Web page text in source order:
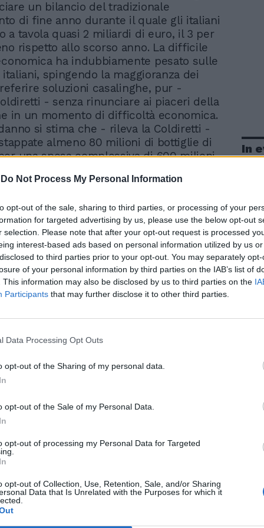
Do Not Process My Personal Information
opt-out of the sale, sharing to third parties, or processing of your
for targeted advertising by us, please use the below opt-out
selection. Please note that after your opt-out request is processed
interest-based ads based on personal information utilized by us
to third parties prior to your opt-out. You may separately
of your personal information by third parties on the IAB’s list of
This information may also be disclosed by us to third parties on the
Participants that may further disclose it to other third parties.
Data Processing Opt Outs
opt-out of the Sharing of my personal data.
opt-out of the Sale of my Personal Data.
opt-out of processing my Personal Data for Targeted
opt-out of Collection, Use, Retention, Sale, and/or Sharing
Data that Is Unrelated with the Purposes for which it
un bilancio del tradizionale
di fine anno durante il quale gli italiani
a tavola quasi 2 miliardi di euro, il 3 per
rispetto allo scorso anno. La difficile
ha indubbiamente pesato sulle
spingendo la maggioranza dei
soluzioni casalinghe, pur -
- senza rinunciare ai piaceri della
in un momento di difficoltà economica.
si stima che - rileva la Coldiretti -
almeno 80 milioni di bottiglie di
una spesa complessiva di 600 milioni
anche 6 milioni di chili di cotechini e
assieme a 10 milioni di chili di
secondo tradizione a portar
anche la situazione difficile che vive il
cento milioni - spiega la Coldiretti -
e pandori consumati nelle feste di
quelli tradizionali fino alle novità
dalle imprese agricole come i
In
Trump, Meloni e la strategia